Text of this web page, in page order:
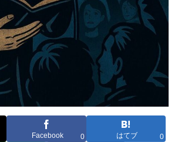
Facebook 0 はてブ 0